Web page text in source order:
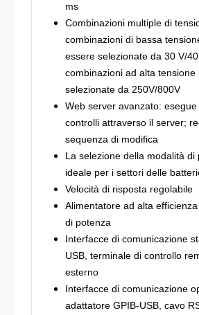
ms
Combinazioni multiple di
combinazioni di bassa
essere selezionate da 30 V/
combinazioni ad alta
selezionate da 250V/800V
Web server avanzato:
controlli attraverso il server;
sequenza di modifica
La selezione della modalità di
ideale per i settori delle
Velocità di risposta regolabile
Alimentatore ad alta
di potenza
Interfacce di comunicazione
USB, terminale di controllo
esterno
Interfacce di comunicazione
adattatore GPIB-USB, cavo